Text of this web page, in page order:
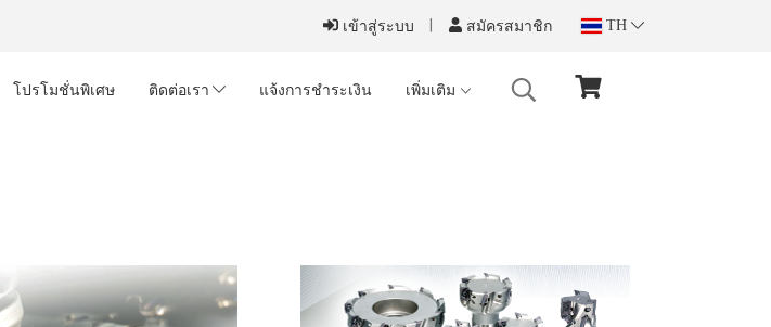
เข้าสู่ระบบ สมัครสมาชิก TH
โปรโมชั่นพิเศษ ติดต่อเรา แจ้งการชำระเงิน เพิ่มเติม